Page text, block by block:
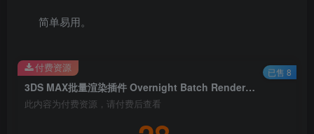
简单易用。
3DS MAX批量渲染插件 Overnight Batch Render v1.2 For 3ds Max 2015-2023
此内容为付费资源，请付费后查看
付费资源 已售 8